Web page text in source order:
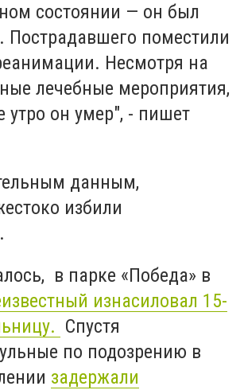
состоянии — он был
Пострадавшего поместили
Несмотря на
лечебные мероприятия,
утро он умер", - пишет
данным,
избили
в парке «Победа» в
изнасиловал 15-
Спустя
по подозрению в
задержали